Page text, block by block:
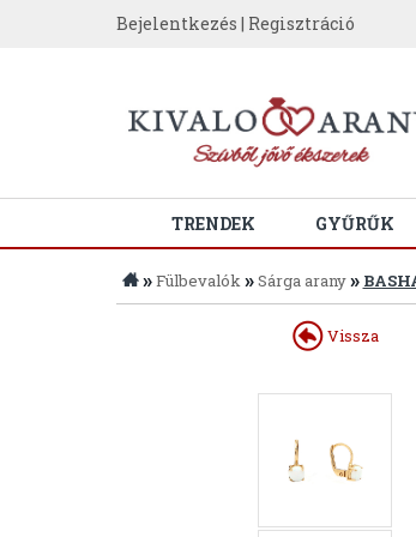
Bejelentkezés | Regisztráció
TRENDEK GYŰRŰK
»Fülbevalók»Sárga arany»
Vissza